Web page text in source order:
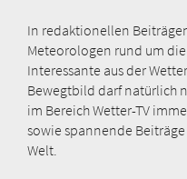
In redaktionellen
Meteorologen rund um
Interessante aus der
Bewegtbild darf natürlich
im Bereich Wetter-TV
sowie spannende
Welt.